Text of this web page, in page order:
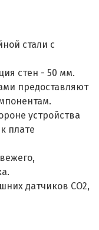
стали с
стен - 50 мм.
предоставляют
устройства
плате
датчиков CO2,